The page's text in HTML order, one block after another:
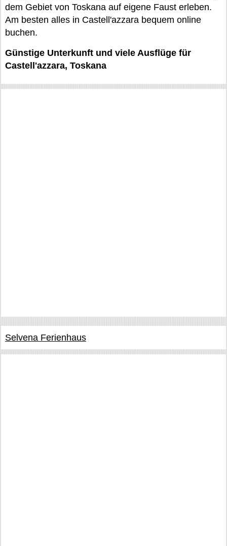
dem Gebiet von Toskana auf eigene Faust erleben.
Am besten alles in Castell'azzara bequem online
buchen.
Günstige Unterkunft und viele Ausflüge für
Castell'azzara, Toskana
Selvena Ferienhaus